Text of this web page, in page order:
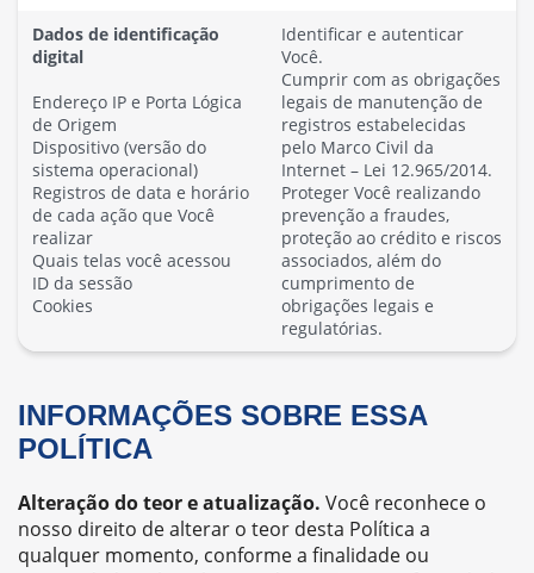
Dados de identificação
digital
Endereço IP e Porta Lógica
de Origem
Dispositivo (versão do
sistema operacional)
Registros de data e horário
de cada ação que Você
realizar
Quais telas você acessou
ID da sessão
Cookies
Identificar e autenticar
Você.
Cumprir com as obrigações
legais de manutenção de
registros estabelecidas
pelo Marco Civil da
Internet – Lei 12.965/2014.
Proteger Você realizando
prevenção a fraudes,
proteção ao crédito e riscos
associados, além do
cumprimento de
obrigações legais e
regulatórias.
INFORMAÇÕES SOBRE ESSA
POLÍTICA
Alteração do teor e atualização. Você reconhece o
nosso direito de alterar o teor desta Política a
qualquer momento, conforme a finalidade ou